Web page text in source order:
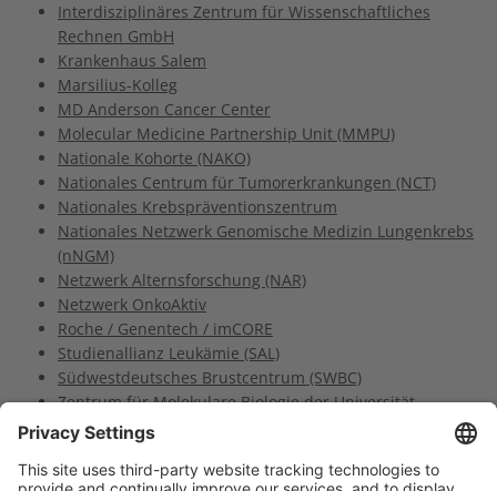
Interdisziplinäres Zentrum für Wissenschaftliches
Rechnen GmbH
Krankenhaus Salem
Marsilius-Kolleg
MD Anderson Cancer Center
Molecular Medicine Partnership Unit (MMPU)
Nationale Kohorte (NAKO)
Nationales Centrum für Tumorerkrankungen (NCT)
Nationales Krebspräventionszentrum
Nationales Netzwerk Genomische Medizin Lungenkrebs
(nNGM)
Netzwerk Alternsforschung (NAR)
Netzwerk OnkoAktiv
Roche / Genentech / imCORE
Studienallianz Leukämie (SAL)
Südwestdeutsches Brustcentrum (SWBC)
Zentrum für Molekulare Biologie der Universität
Heidelberg (ZMBH)
Zentrum für Personalisierte Medizin (ZPM)